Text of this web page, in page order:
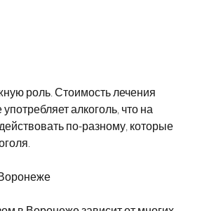
алкоголь, что на
по-разному, которые